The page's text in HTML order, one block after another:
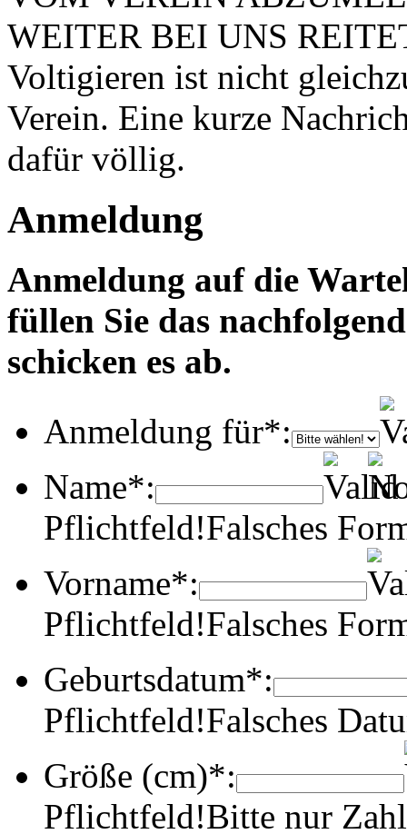
WEITER BEI UNS
Voltigieren ist nicht
Verein. Eine kurze
dafür völlig.
Anmeldung
Anmeldung auf die
füllen Sie das
schicken es ab.
Anmeldung für*:
Name*:
Pflichtfeld!Falsches
Vorname*:
Pflichtfeld!Falsches
Geburtsdatum*:
Pflichtfeld!Falsches
Größe (cm)*:
Pflichtfeld!Bitte nur